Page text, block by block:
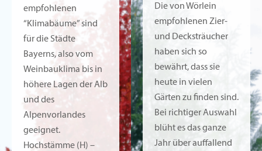
empfohlenen
“Klimabäume” sind
für die Städte
Bayerns, also vom
Weinbauklima bis in
höhere Lagen der Alb
und des
Alpenvorlandes
geeignet.
Hochstämme (H) –
Die von Wörlein
empfohlenen Zier-
und Decksträucher
haben sich so
bewährt, dass sie
heute in vielen
Gärten zu finden sind.
Bei richtiger Auswahl
blüht es das ganze
Jahr über auffallend